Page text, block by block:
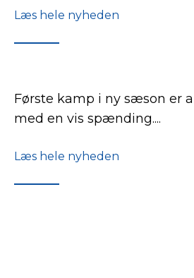
Læs hele nyheden
Første kamp i ny sæson er
med en vis spænding....
Læs hele nyheden